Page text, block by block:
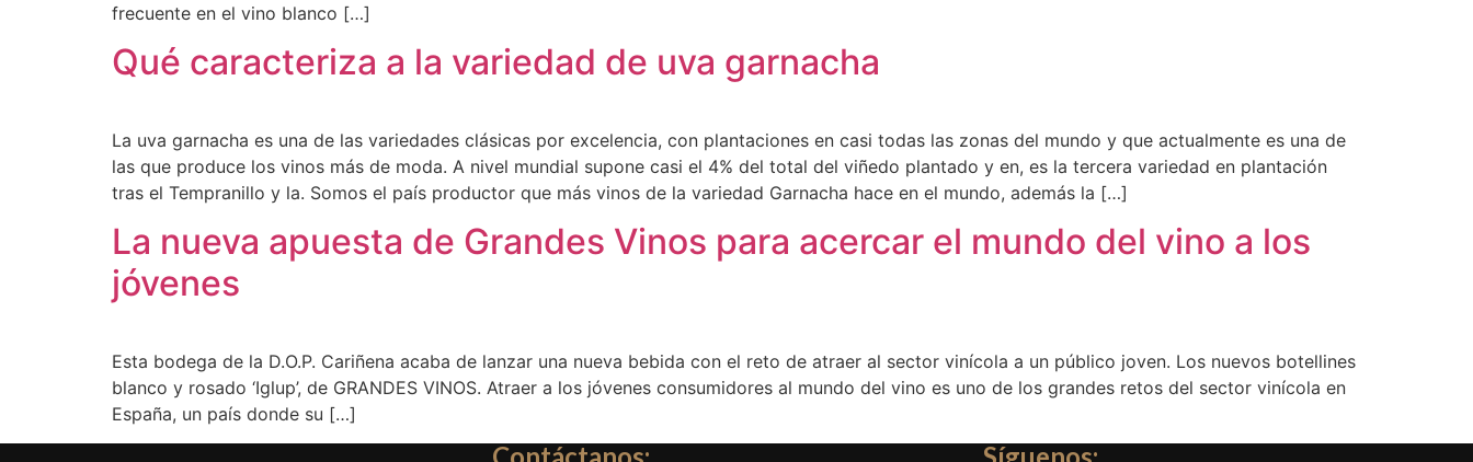
frecuente en el vino blanco […]
Qué caracteriza a la variedad de uva garnacha
La uva garnacha es una de las variedades clásicas por excelencia, con plantaciones en casi todas las zonas del mundo y que actualmente es una de
las que produce los vinos más de moda. A nivel mundial supone casi el 4% del total del viñedo plantado y en, es la tercera variedad en plantación
tras el Tempranillo y la. Somos el país productor que más vinos de la variedad Garnacha hace en el mundo, además la […]
La nueva apuesta de Grandes Vinos para acercar el mundo del vino a los
jóvenes
Esta bodega de la D.O.P. Cariñena acaba de lanzar una nueva bebida con el reto de atraer al sector vinícola a un público joven. Los nuevos botellines
blanco y rosado ‘Iglup’, de GRANDES VINOS. Atraer a los jóvenes consumidores al mundo del vino es uno de los grandes retos del sector vinícola en
España, un país donde su […]